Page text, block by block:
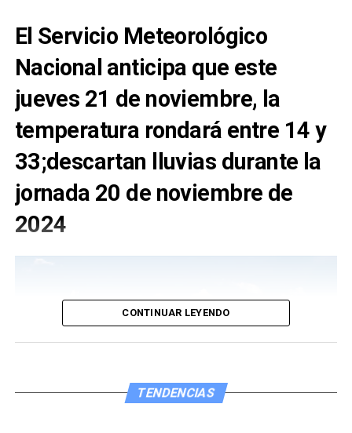
El Servicio Meteorológico
Nacional anticipa que este
jueves 21 de noviembre, la
temperatura rondará entre 14 y
33;descartan lluvias durante la
jornada 20 de noviembre de
2024
CONTINUAR LEYENDO
TENDENCIAS